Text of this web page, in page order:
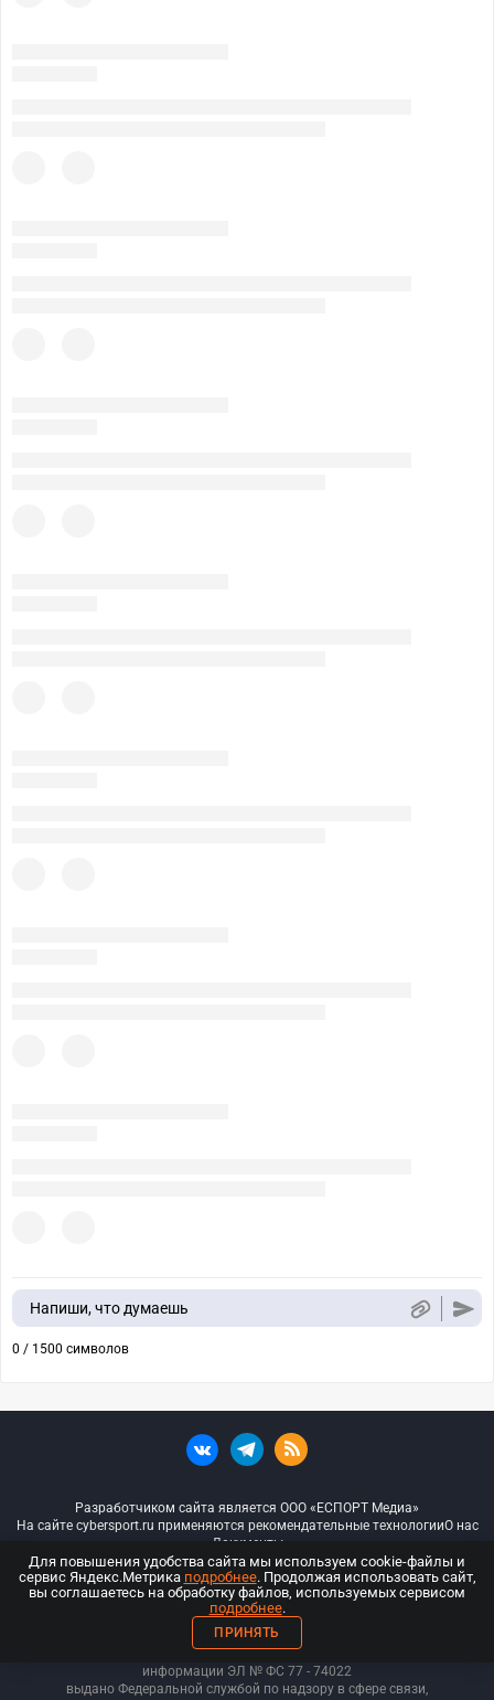
Напиши, что думаешь
0 / 1500 символов
Разработчиком сайта является ООО «ЕСПОРТ Медиа»
На сайте cybersport.ru применяются рекомендательные технологииО нас
Документы
© ООО «Киберспорт.ру» — Все права защищены
18+
ООО «Киберспорт.ру». Свидетельство о регистрации средств массовой
информации ЭЛ № ФС 77 - 74022
выдано Федеральной службой по надзору в сфере связи,
Для повышения удобства сайта мы используем cookie-файлы и
сервис Яндекс.Метрика подробнее. Продолжая использовать сайт,
вы соглашаетесь на обработку файлов, используемых сервисом
подробнее.
ПРИНЯТЬ